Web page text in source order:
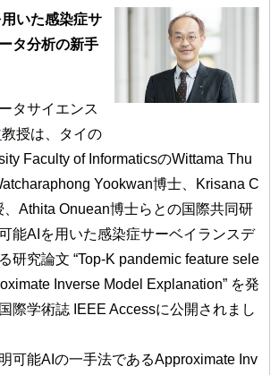
いた感染症サ
タ分析の新手
タサイエンス
教授は、タイの
Faculty of InformaticsのWittama Thu
Yookwan博士、Krisana C
、Athita Onuean博士らとの国際共同研
能AIを用いた感染症サーベイランスデ
研究論文 “Top-K pandemic feature sele
Inverse Model Explanation” を発
際学術誌 IEEE Accessに公開されまし
可能AIの一手法であるApproximate Inv